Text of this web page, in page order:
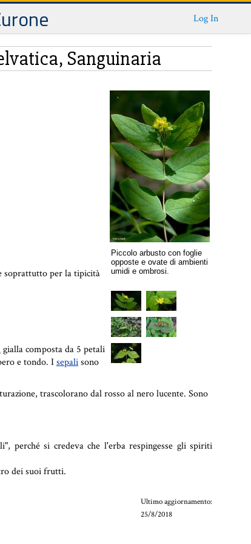
Log In
Sanguinaria
Piccolo arbusto con foglie
opposte e ovate di ambienti
umidi e ombrosi.
soprattutto per la tipicità
gialla composta da 5 petali
e tondo. Isepalisono
trascolorano dal rosso al nero lucente. Sono
perché si credeva che l'erba respingesse gli spiriti
dei suoi frutti.
Ultimo aggiornamento:
25/8/2018